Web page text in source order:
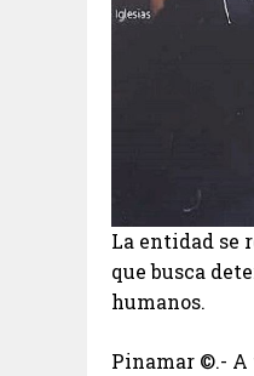
La entidad se
que busca
humanos.
Pinamar ©.- A